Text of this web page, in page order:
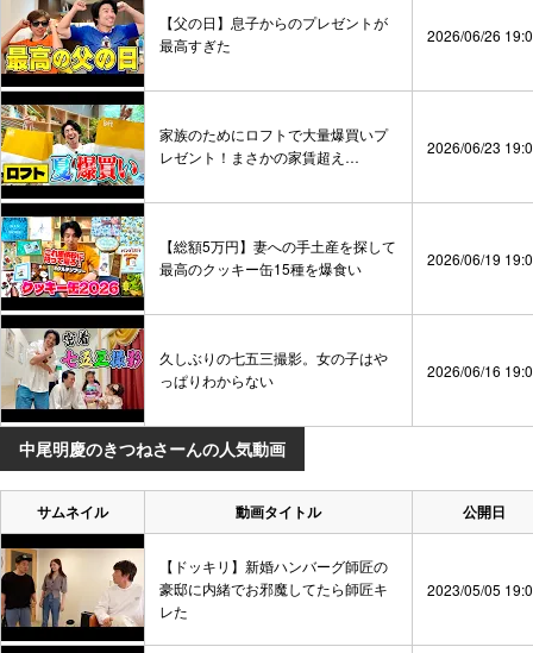
【父の日】息子からのプレゼントが
最高すぎた
2026/06/26
家族のためにロフトで大量爆買いプ
レゼント！まさかの家賃超え…
2026/06/23
【総額5万円】妻への手土産を探して
最高のクッキー缶15種を爆食い
2026/06/19
久しぶりの七五三撮影。女の子はや
っぱりわからない
2026/06/16
中尾明慶のきつねさーんの人気動画
サムネイル 動画タイトル 公開日
【ドッキリ】新婚ハンバーグ師匠の
豪邸に内緒でお邪魔してたら師匠キ
レた
2023/05/05